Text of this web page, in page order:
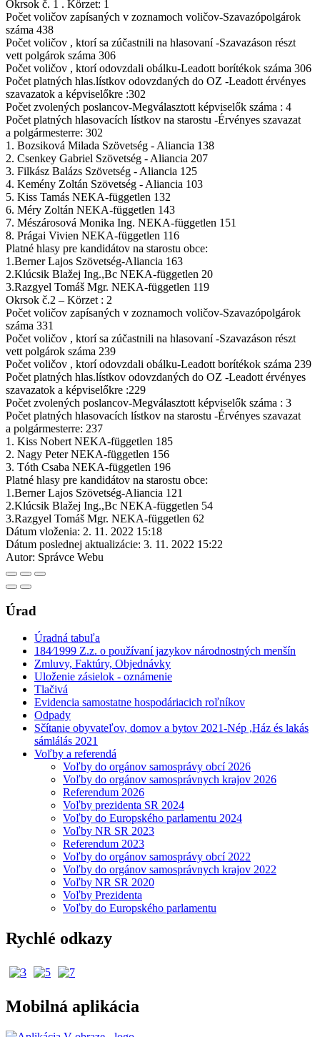
Okrsok č. 1 . Körzet: 1
Počet voličov zapísaných v zoznamoch voličov-Szavazópolgárok
száma 438
Počet voličov , ktorí sa zúčastnili na hlasovaní -Szavazáson részt
vett polgárok száma 306
Počet voličov , ktorí odovzdali obálku-Leadott borítékok száma 306
Počet platných hlas.lístkov odovzdaných do OZ -Leadott érvényes
szavazatok a képviselőkre :302
Počet zvolených poslancov-Megválasztott képviselők száma : 4
Počet platných hlasovacích lístkov na starostu -Érvényes szavazat
a polgármesterre: 302
1. Bozsiková Milada Szövetség - Aliancia 138
2. Csenkey Gabriel Szövetség - Aliancia 207
3. Filkász Balázs Szövetség - Aliancia 125
4. Kemény Zoltán Szövetség - Aliancia 103
5. Kiss Tamás NEKA-független 132
6. Méry Zoltán NEKA-független 143
7. Mészárosová Monika Ing. NEKA-független 151
8. Prágai Vivien NEKA-független 116
Platné hlasy pre kandidátov na starostu obce:
1.Berner Lajos Szövetség-Aliancia 163
2.Klúcsik Blažej Ing.,Bc NEKA-független 20
3.Razgyel Tomáš Mgr. NEKA-független 119
Okrsok č.2 – Körzet : 2
Počet voličov zapísaných v zoznamoch voličov-Szavazópolgárok
száma 331
Počet voličov , ktorí sa zúčastnili na hlasovaní -Szavazáson részt
vett polgárok száma 239
Počet voličov , ktorí odovzdali obálku-Leadott borítékok száma 239
Počet platných hlas.lístkov odovzdaných do OZ -Leadott érvényes
szavazatok a képviselőkre :229
Počet zvolených poslancov-Megválasztott képviselők száma : 3
Počet platných hlasovacích lístkov na starostu -Érvényes szavazat
a polgármesterre: 237
1. Kiss Nobert NEKA-független 185
2. Nagy Peter NEKA-független 156
3. Tóth Csaba NEKA-független 196
Platné hlasy pre kandidátov na starostu obce:
1.Berner Lajos Szövetség-Aliancia 121
2.Klúcsik Blažej Ing.,Bc NEKA-független 54
3.Razgyel Tomáš Mgr. NEKA-független 62
Dátum vloženia: 2. 11. 2022 15:18
Dátum poslednej aktualizácie: 3. 11. 2022 15:22
Autor: Správce Webu
Úrad
Úradná tabuľa
184⁄1999 Z.z. o používaní jazykov národnostných menšín
Zmluvy, Faktúry, Objednávky
Uloženie zásielok - oznámenie
Tlačivá
Evidencia samostatne hospodáriacich roľníkov
Odpady
Sčítanie obyvateľov, domov a bytov 2021-Nép ,Ház és lakás
sámlálás 2021
Voľby a referendá
Voľby do orgánov samosprávy obcí 2026
Voľby do orgánov samosprávnych krajov 2026
Referendum 2026
Voľby prezidenta SR 2024
Voľby do Europského parlamentu 2024
Voľby NR SR 2023
Referendum 2023
Voľby do orgánov samosprávy obcí 2022
Voľby do orgánov samosprávnych krajov 2022
Voľby NR SR 2020
Voľby Prezidenta
Voľby do Europského parlamentu
Rychlé odkazy
Mobilná aplikácia